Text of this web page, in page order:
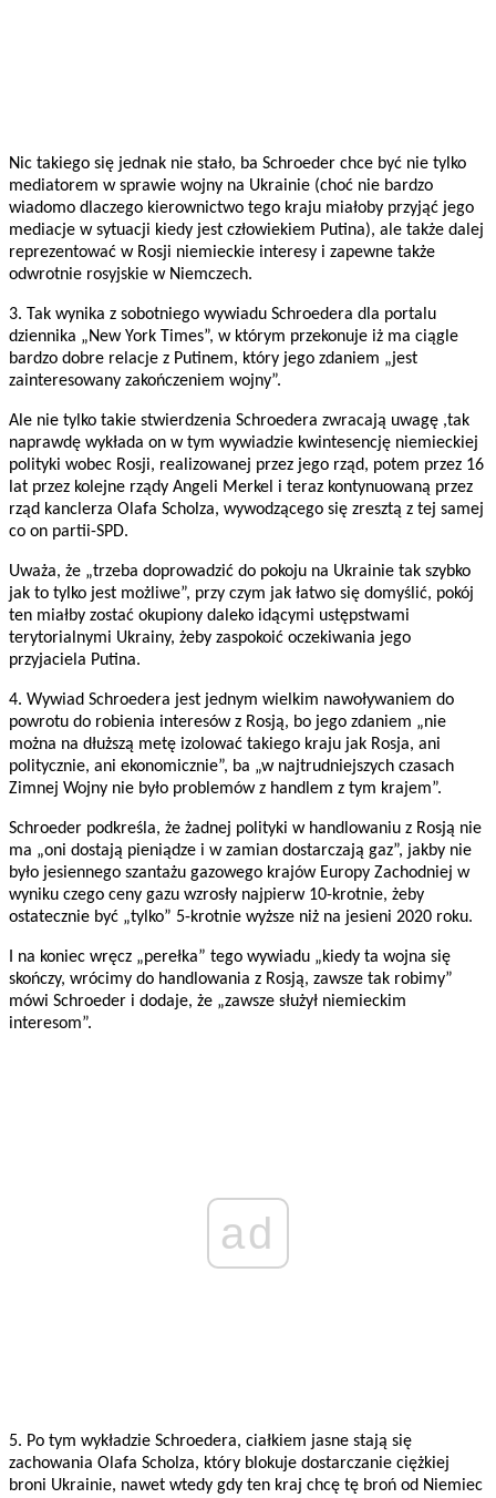
Nic takiego się jednak nie stało, ba Schroeder chce być nie tylko
mediatorem w sprawie wojny na Ukrainie (choć nie bardzo
wiadomo dlaczego kierownictwo tego kraju miałoby przyjąć jego
mediacje w sytuacji kiedy jest człowiekiem Putina), ale także dalej
reprezentować w Rosji niemieckie interesy i zapewne także
odwrotnie rosyjskie w Niemczech.
3. Tak wynika z sobotniego wywiadu Schroedera dla portalu
dziennika „New York Times”, w którym przekonuje iż ma ciągle
bardzo dobre relacje z Putinem, który jego zdaniem „jest
zainteresowany zakończeniem wojny”.
Ale nie tylko takie stwierdzenia Schroedera zwracają uwagę ,tak
naprawdę wykłada on w tym wywiadzie kwintesencję niemieckiej
polityki wobec Rosji, realizowanej przez jego rząd, potem przez 16
lat przez kolejne rządy Angeli Merkel i teraz kontynuowaną przez
rząd kanclerza Olafa Scholza, wywodzącego się zresztą z tej samej
co on partii-SPD.
Uważa, że „trzeba doprowadzić do pokoju na Ukrainie tak szybko
jak to tylko jest możliwe”, przy czym jak łatwo się domyślić, pokój
ten miałby zostać okupiony daleko idącymi ustępstwami
terytorialnymi Ukrainy, żeby zaspokoić oczekiwania jego
przyjaciela Putina.
4. Wywiad Schroedera jest jednym wielkim nawoływaniem do
powrotu do robienia interesów z Rosją, bo jego zdaniem „nie
można na dłuższą metę izolować takiego kraju jak Rosja, ani
politycznie, ani ekonomicznie”, ba „w najtrudniejszych czasach
Zimnej Wojny nie było problemów z handlem z tym krajem”.
Schroeder podkreśla, że żadnej polityki w handlowaniu z Rosją nie
ma „oni dostają pieniądze i w zamian dostarczają gaz”, jakby nie
było jesiennego szantażu gazowego krajów Europy Zachodniej w
wyniku czego ceny gazu wzrosły najpierw 10-krotnie, żeby
ostatecznie być „tylko” 5-krotnie wyższe niż na jesieni 2020 roku.
I na koniec wręcz „perełka” tego wywiadu „kiedy ta wojna się
skończy, wrócimy do handlowania z Rosją, zawsze tak robimy”
mówi Schroeder i dodaje, że „zawsze służył niemieckim
interesom”.
ad
5. Po tym wykładzie Schroedera, ciałkiem jasne stają się
zachowania Olafa Scholza, który blokuje dostarczanie ciężkiej
broni Ukrainie, nawet wtedy gdy ten kraj chcę tę broń od Niemiec